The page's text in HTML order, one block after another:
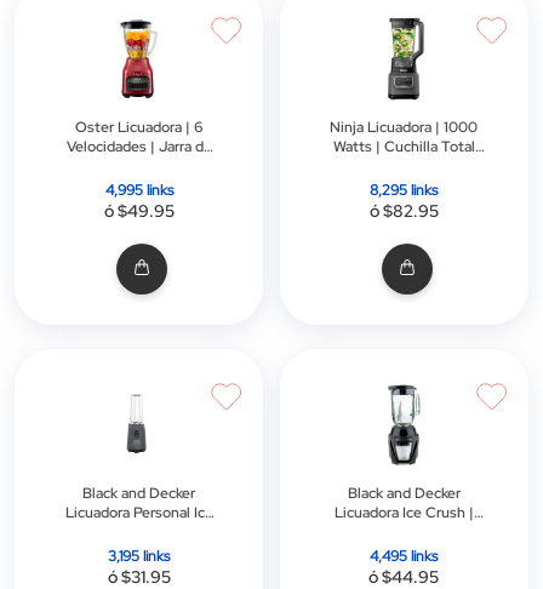
Oster Licuadora | 6
Velocidades | Jarra de
4,995 links
ó $49.95
Ninja Licuadora | 1000
Watts | Cuchilla Total
8,295 links
ó $82.95
Black and Decker
Licuadora Personal Ice
Vasos Personales de
600 Ml | Gris
3,195 links
ó $31.95
Black and Decker
Licuadora Ice Crush |
Pulso | 1.25l | Negro
4,495 links
ó $44.95